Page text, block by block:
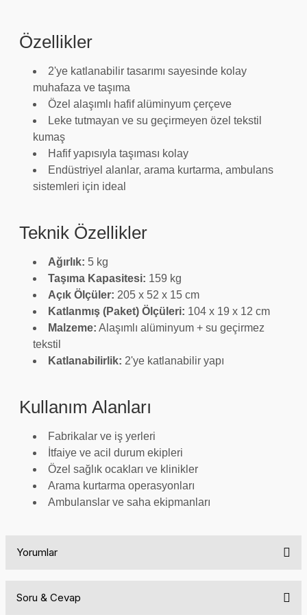
Özellikler
2'ye katlanabilir tasarımı sayesinde kolay
muhafaza ve taşıma
Özel alaşımlı hafif alüminyum çerçeve
Leke tutmayan ve su geçirmeyen özel tekstil
kumaş
Hafif yapısıyla taşıması kolay
Endüstriyel alanlar, arama kurtarma, ambulans
sistemleri için ideal
Teknik Özellikler
Ağırlık: 5 kg
Taşıma Kapasitesi: 159 kg
Açık Ölçüler: 205 x 52 x 15 cm
Katlanmış (Paket) Ölçüleri: 104 x 19 x 12 cm
Malzeme: Alaşımlı alüminyum + su geçirmez
tekstil
Katlanabilirlik: 2'ye katlanabilir yapı
Kullanım Alanları
Fabrikalar ve iş yerleri
İtfaiye ve acil durum ekipleri
Özel sağlık ocakları ve klinikler
Arama kurtarma operasyonları
Ambulanslar ve saha ekipmanları
Yorumlar
Soru & Cevap